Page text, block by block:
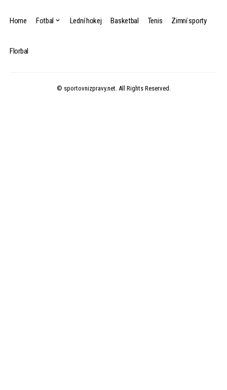
Home Fotbal Lední hokej Basketbal Tenis Zimní sporty
Florbal
© sportovnizpravy.net. All Rights Reserved.